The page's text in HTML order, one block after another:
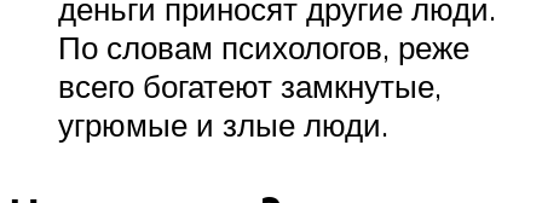
деньги приносят другие люди.
По словам психологов, реже
всего богатеют замкнутые,
угрюмые и злые люди.